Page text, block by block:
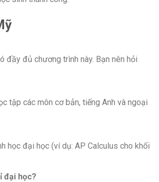
đủ chương trình này. Bạn nên hỏi
tập các môn cơ bản, tiếng Anh và ngoại
học đại học (ví dụ: AP Calculus cho khối
đại học?